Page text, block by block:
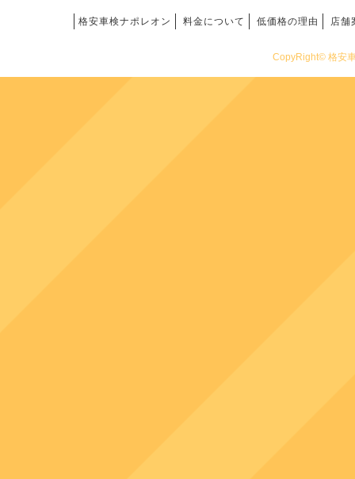
格安車検ナポレオン 料金について 低価格の理由 店舗
CopyRight© 格安